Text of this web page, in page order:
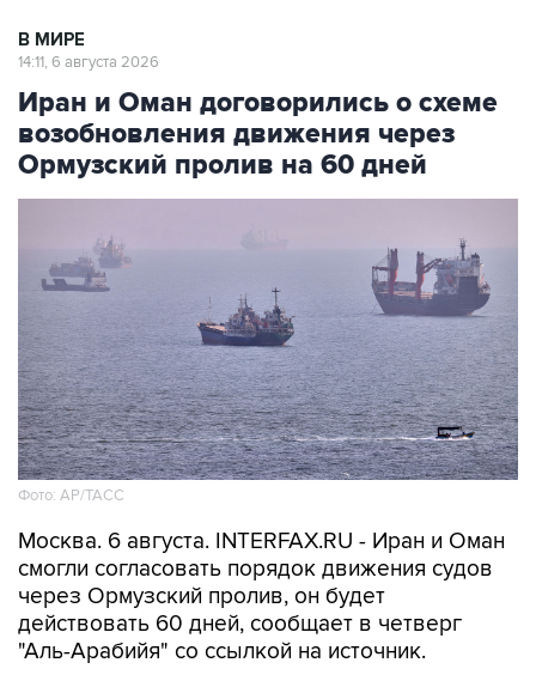
В МИРЕ
14:11, 6 августа 2026
Иран и Оман договорились о схеме
возобновления движения через
Ормузский пролив на 60 дней
Фото: AP/ТАСС
Москва. 6 августа. INTERFAX.RU - Иран и Оман
смогли согласовать порядок движения судов
через Ормузский пролив, он будет
действовать 60 дней, сообщает в четверг
"Аль-Арабийя" со ссылкой на источник.